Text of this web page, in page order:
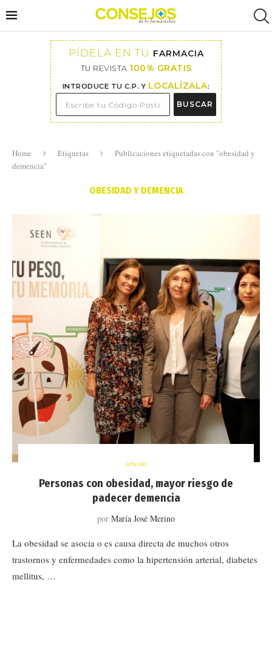
PÍDELA EN TU FARMACIA
TU REVISTA 100% GRATIS
INTRODUCE TU C.P. Y LOCALÍZALA:
BUSCAR
Home Etiquetas
Publicaciones etiquetadas con "obesidad y
demencia"
OBESIDAD Y DEMENCIA
artículo
Personas con obesidad, mayor riesgo de
padecer demencia
por María José Merino
La obesidad se asocia o es causa directa de muchos otros
trastornos y enfermedades como la hipertensión arterial, diabetes
mellitus, …